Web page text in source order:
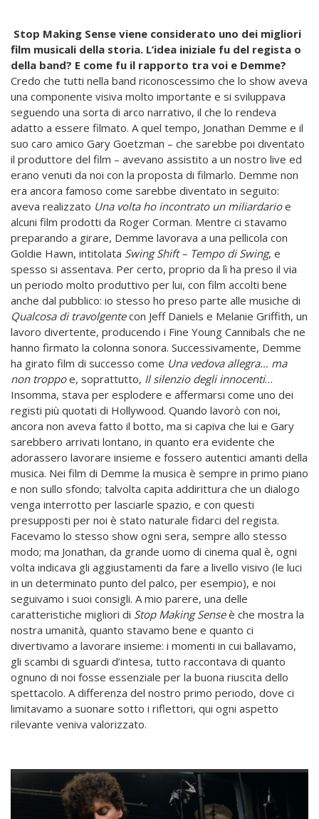
Stop Making Sense viene considerato uno dei migliori
film musicali della storia. L’idea iniziale fu del regista o
della band? E come fu il rapporto tra voi e Demme?
Credo che tutti nella band riconoscessimo che lo show aveva
una componente visiva molto importante e si sviluppava
seguendo una sorta di arco narrativo, il che lo rendeva
adatto a essere filmato. A quel tempo, Jonathan Demme e il
suo caro amico Gary Goetzman – che sarebbe poi diventato
il produttore del film – avevano assistito a un nostro live ed
erano venuti da noi con la proposta di filmarlo. Demme non
era ancora famoso come sarebbe diventato in seguito:
aveva realizzato Una volta ho incontrato un miliardarioe
alcuni film prodotti da Roger Corman. Mentre ci stavamo
preparando a girare, Demme lavorava a una pellicola con
Goldie Hawn, intitolata Swing Shift – Tempo di Swing, e
spesso si assentava. Per certo, proprio da lì ha preso il via
un periodo molto produttivo per lui, con film accolti bene
anche dal pubblico: io stesso ho preso parte alle musiche di
Qualcosa di travolgentecon Jeff Daniels e Melanie Griffith, un
lavoro divertente, producendo i Fine Young Cannibals che ne
hanno firmato la colonna sonora. Successivamente, Demme
ha girato film di successo come Una vedova allegra… ma
non troppoe, soprattutto, Il silenzio degli innocenti…
Insomma, stava per esplodere e affermarsi come uno dei
registi più quotati di Hollywood. Quando lavorò con noi,
ancora non aveva fatto il botto, ma si capiva che lui e Gary
sarebbero arrivati lontano, in quanto era evidente che
adorassero lavorare insieme e fossero autentici amanti della
musica. Nei film di Demme la musica è sempre in primo piano
e non sullo sfondo; talvolta capita addirittura che un dialogo
venga interrotto per lasciarle spazio, e con questi
presupposti per noi è stato naturale fidarci del regista.
Facevamo lo stesso show ogni sera, sempre allo stesso
modo; ma Jonathan, da grande uomo di cinema qual è, ogni
volta indicava gli aggiustamenti da fare a livello visivo (le luci
in un determinato punto del palco, per esempio), e noi
seguivamo i suoi consigli. A mio parere, una delle
caratteristiche migliori di Stop Making Senseè che mostra la
nostra umanità, quanto stavamo bene e quanto ci
divertivamo a lavorare insieme: i momenti in cui ballavamo,
gli scambi di sguardi d’intesa, tutto raccontava di quanto
ognuno di noi fosse essenziale per la buona riuscita dello
spettacolo. A differenza del nostro primo periodo, dove ci
limitavamo a suonare sotto i riflettori, qui ogni aspetto
rilevante veniva valorizzato.